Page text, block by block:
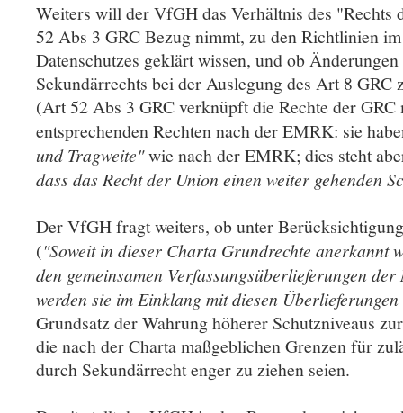
Weiters will der VfGH das Verhältnis des "Rechts
52 Abs 3 GRC Bezug nimmt, zu den Richtlinien
Datenschutzes geklärt wissen, und ob
Sekundärrechts bei der Auslegung des Art 8 GRC
(Art 52 Abs 3 GRC verknüpft die Rechte der GRC
entsprechenden Rechten nach der EMRK: sie
und Tragweite"wie nach der EMRK; dies steht
dass das Recht der Union einen weiter gehenden
Der VfGH fragt weiters, ob unter
("Soweit in dieser Charta Grundrechte anerkannt
den gemeinsamen Verfassungsüberlieferungen
werden sie im Einklang mit diesen
Grundsatz der Wahrung höherer Schutzniveaus
die nach der Charta maßgeblichen Grenzen für
durch Sekundärrecht enger zu ziehen seien.